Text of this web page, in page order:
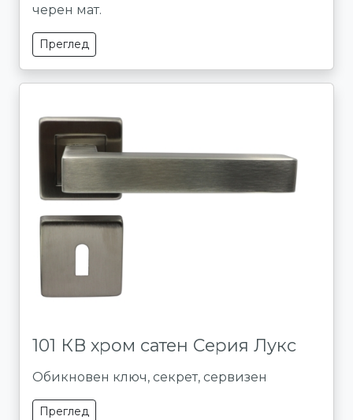
черен мат.
Преглед
101 КВ хром сатен Серия Лукс
Обикновен ключ, секрет, сервизен
Преглед